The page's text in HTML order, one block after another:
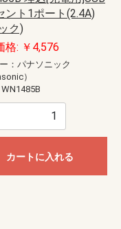
ント1ポート(2.4A)
ク)
格: ￥4,576
：パナソニック
）
WN1485B
カートに入れる